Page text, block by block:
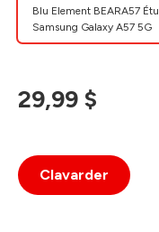
Blu Element BEARA57
Samsung Galaxy A57 5G
29,99 $
Clavarder